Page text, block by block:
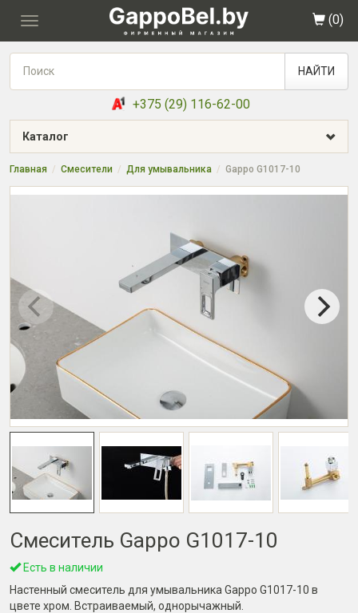
Toggle
(0)
НАЙТИ
+375 (29) 116-62-00
Каталог
Главная Смесители Для умывальника Gappo G1017-10
Смеситель Gappo G1017-10
Есть в наличии
Настенный смеситель для умывальника Gappo G1017-10 в
цвете хром. Встраиваемый, однорычажный.